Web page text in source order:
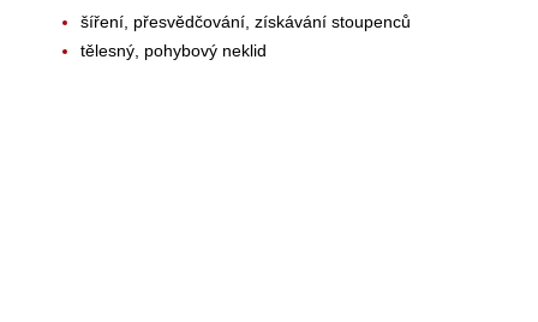
šíření, přesvědčování, získávání stoupenců
tělesný, pohybový neklid